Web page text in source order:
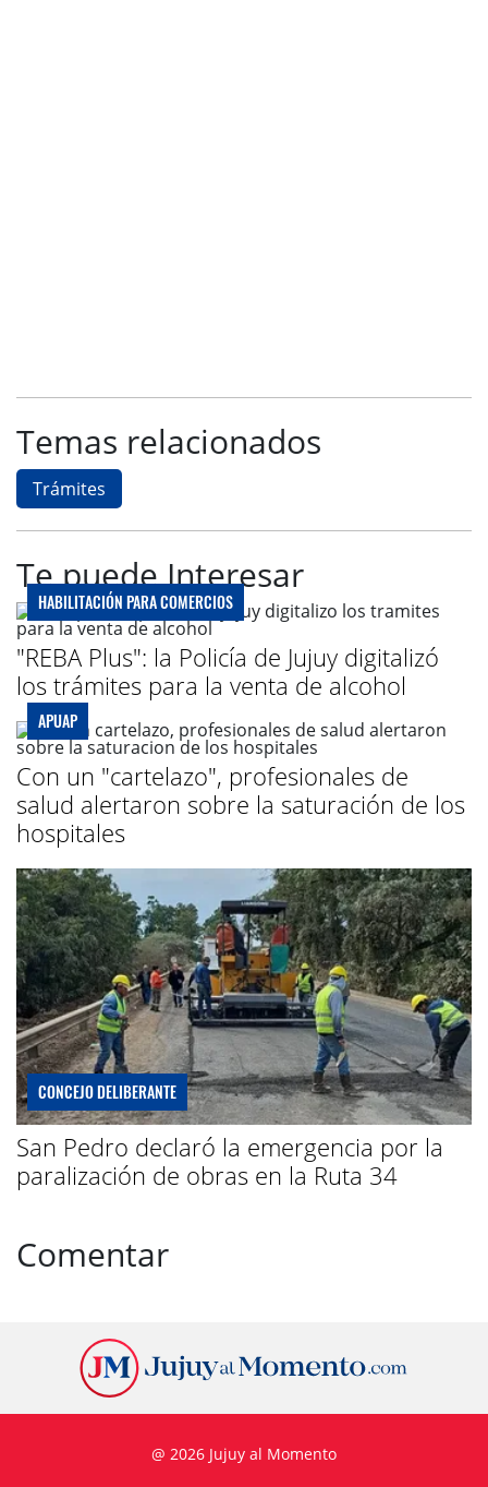
Temas relacionados
Trámites
Te puede Interesar
HABILITACIÓN PARA COMERCIOS
"REBA Plus": la Policía de Jujuy digitalizó
los trámites para la venta de alcohol
APUAP
Con un "cartelazo", profesionales de
salud alertaron sobre la saturación de los
hospitales
CONCEJO DELIBERANTE
San Pedro declaró la emergencia por la
paralización de obras en la Ruta 34
Comentar
@ 2026 Jujuy al Momento